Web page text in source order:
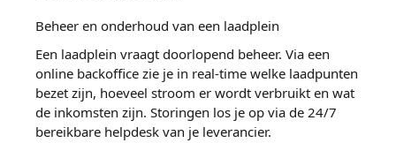
Beheer en onderhoud van een laadplein
Een laadplein vraagt doorlopend beheer. Via een
online backoffice zie je in real-time welke laadpunten
bezet zijn, hoeveel stroom er wordt verbruikt en wat
de inkomsten zijn. Storingen los je op via de 24/7
bereikbare helpdesk van je leverancier.